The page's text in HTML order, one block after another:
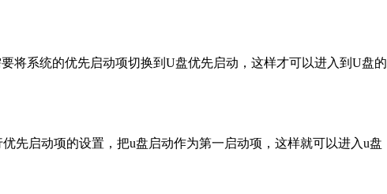
将系统的优先启动项切换到U盘优先启动，这样才可以进入到U盘的
先启动项的设置，把u盘启动作为第一启动项，这样就可以进入u盘